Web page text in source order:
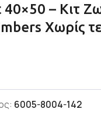
– Κιτ
Χωρίς
6005-8004-142